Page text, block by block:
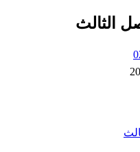
الثالث